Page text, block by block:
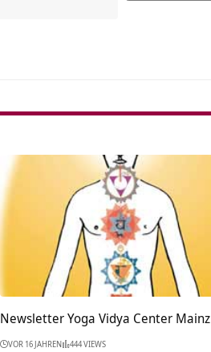
Newsletter Yoga Vidya Center Mainz
VOR 16 JAHREN 444 VIEWS